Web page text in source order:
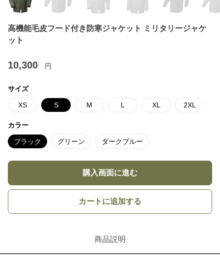
高機能毛皮フード付き防寒ジャケット ミリタリージャケ
ット
10,300 円
サイズ
XS S M L XL 2XL
カラー
ブラック グリーン ダークブルー
購入画面に進む
カートに追加する
商品説明